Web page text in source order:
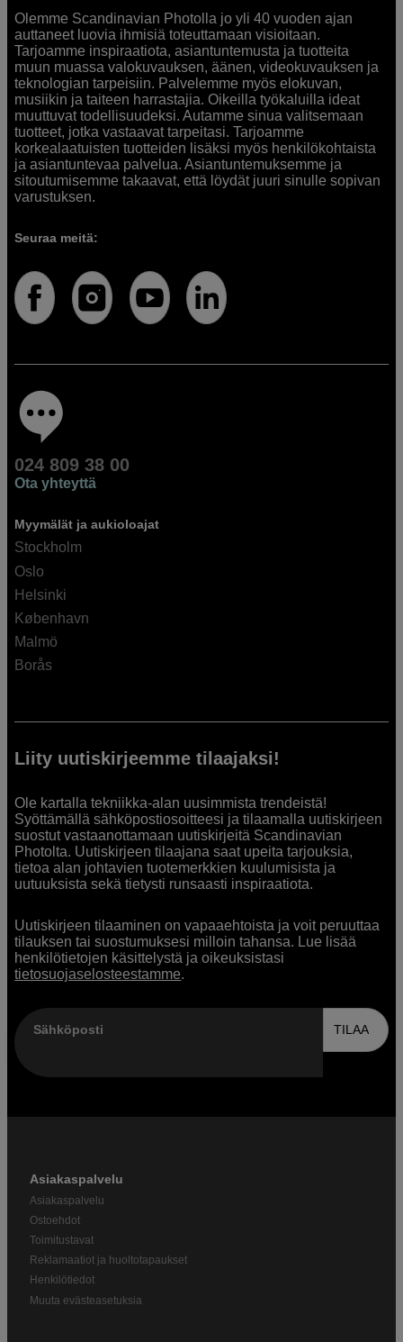
Olemme Scandinavian Photolla jo yli 40 vuoden ajan
auttaneet luovia ihmisiä toteuttamaan visioitaan.
Tarjoamme inspiraatiota, asiantuntemusta ja tuotteita
muun muassa valokuvauksen, äänen, videokuvauksen ja
teknologian tarpeisiin. Palvelemme myös elokuvan,
musiikin ja taiteen harrastajia. Oikeilla työkaluilla ideat
muuttuvat todellisuudeksi. Autamme sinua valitsemaan
tuotteet, jotka vastaavat tarpeitasi. Tarjoamme
korkealaatuisten tuotteiden lisäksi myös henkilökohtaista
ja asiantuntevaa palvelua. Asiantuntemuksemme ja
sitoutumisemme takaavat, että löydät juuri sinulle sopivan
varustuksen.
Seuraa meitä:
024 809 38 00
Ota yhteyttä
Myymälät ja aukioloajat
Stockholm
Oslo
Helsinki
København
Malmö
Borås
Liity uutiskirjeemme tilaajaksi!
Ole kartalla tekniikka-alan uusimmista trendeistä!
Syöttämällä sähköpostiosoitteesi ja tilaamalla uutiskirjeen
suostut vastaanottamaan uutiskirjeitä Scandinavian
Photolta. Uutiskirjeen tilaajana saat upeita tarjouksia,
tietoa alan johtavien tuotemerkkien kuulumisista ja
uutuuksista sekä tietysti runsaasti inspiraatiota.
Uutiskirjeen tilaaminen on vapaaehtoista ja voit peruuttaa
tilauksen tai suostumuksesi milloin tahansa. Lue lisää
henkilötietojen käsittelystä ja oikeuksistasi
tietosuojaselosteestamme.
Sähköposti TILAA
Asiakaspalvelu
Asiakaspalvelu
Ostoehdot
Toimitustavat
Reklamaatiot ja huoltotapaukset
Henkilötiedot
Muuta evästeasetuksia